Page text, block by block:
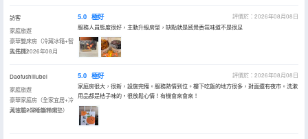
訪客
家庭旅遊
豪華雙床房（冷藏冰箱+智
能馬桶）
入住於2026年08月
5.0 極好
評價於：2026年08月08日
服務人員態度很好，主動升級房型，缺點就是感覺香氛味道不是很足
Daofushiliubei
家庭旅遊
豪華家庭房（全家宜居+冷
藏冰箱+深睡護脊床墊）
入住於2026年08月
5.0 極好
評價於：2026年08月08日
家庭房很大，很新，設施完備。服務熱情到位。樓下吃飯的地方很多，對面還有夜市。洗漱
用品都是桔子味的，很放鬆心情！有機會來會來！